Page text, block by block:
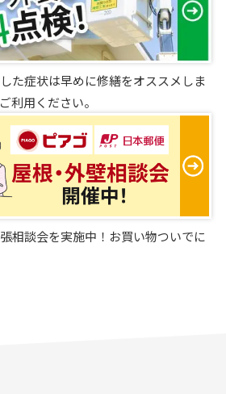
た症状は早めに修繕をオススメしま
利用ください。
相談会を実施中！お買い物ついでに